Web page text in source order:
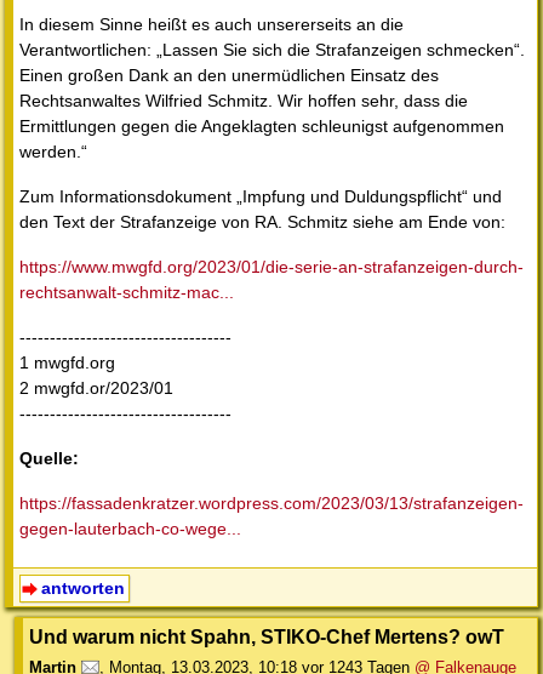
In diesem Sinne heißt es auch unsererseits an die
Verantwortlichen: „Lassen Sie sich die Strafanzeigen schmecken“.
Einen großen Dank an den unermüdlichen Einsatz des
Rechtsanwaltes Wilfried Schmitz. Wir hoffen sehr, dass die
Ermittlungen gegen die Angeklagten schleunigst aufgenommen
werden.“
Zum Informationsdokument „Impfung und Duldungspflicht“ und
den Text der Strafanzeige von RA. Schmitz siehe am Ende von:
https://www.mwgfd.org/2023/01/die-serie-an-strafanzeigen-durch-
rechtsanwalt-schmitz-mac...
-----------------------------------
1 mwgfd.org
2 mwgfd.or/2023/01
-----------------------------------
Quelle:
https://fassadenkratzer.wordpress.com/2023/03/13/strafanzeigen-
gegen-lauterbach-co-wege...
antworten
Und warum nicht Spahn, STIKO-Chef Mertens? owT
Martin , Montag, 13.03.2023, 10:18 vor 1243 Tagen @ Falkenauge